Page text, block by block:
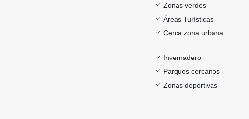
Zonas verdes
Áreas Turísticas
Cerca zona urbana
Invernadero
Parques cercanos
Zonas deportivas